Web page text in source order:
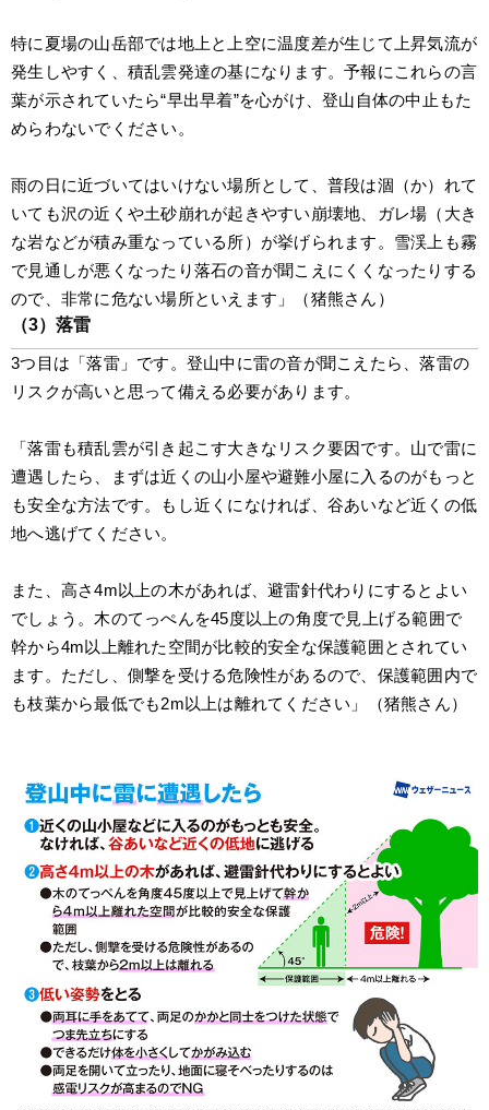
特に夏場の山岳部では地上と上空に温度差が生じて上昇気流が
発生しやすく、積乱雲発達の基になります。予報にこれらの言
葉が示されていたら“早出早着”を心がけ、登山自体の中止もた
めらわないでください。
雨の日に近づいてはいけない場所として、普段は涸（か）れて
いても沢の近くや土砂崩れが起きやすい崩壊地、ガレ場（大き
な岩などが積み重なっている所）が挙げられます。雪渓上も霧
で見通しが悪くなったり落石の音が聞こえにくくなったりする
ので、非常に危ない場所といえます」（猪熊さん）
（3）落雷
3つ目は「落雷」です。登山中に雷の音が聞こえたら、落雷の
リスクが高いと思って備える必要があります。
「落雷も積乱雲が引き起こす大きなリスク要因です。山で雷に
遭遇したら、まずは近くの山小屋や避難小屋に入るのがもっと
も安全な方法です。もし近くになければ、谷あいなど近くの低
地へ逃げてください。
また、高さ4m以上の木があれば、避雷針代わりにするとよい
でしょう。木のてっぺんを45度以上の角度で見上げる範囲で
幹から4m以上離れた空間が比較的安全な保護範囲とされてい
ます。ただし、側撃を受ける危険性があるので、保護範囲内で
も枝葉から最低でも2m以上は離れてください」（猪熊さん）